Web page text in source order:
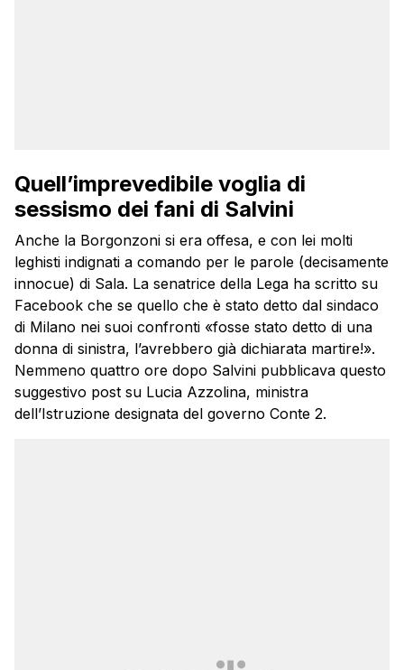
Quell’imprevedibile voglia di
sessismo dei fani di Salvini
Anche la Borgonzoni si era offesa, e con lei molti
leghisti indignati a comando per le parole (decisamente
innocue) di Sala. La senatrice della Lega ha scritto su
Facebook che se quello che è stato detto dal sindaco
di Milano nei suoi confronti «fosse stato detto di una
donna di sinistra, l’avrebbero già dichiarata martire!».
Nemmeno quattro ore dopo Salvini pubblicava questo
suggestivo post su Lucia Azzolina, ministra
dell’Istruzione designata del governo Conte 2.